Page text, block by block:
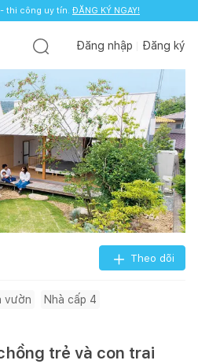
thi công uy tín. ĐĂNG KÝ NGAY!
Đăng nhập Đăng ký
Theo dõi
vườn
Nhà cấp 4
trẻ và con trai